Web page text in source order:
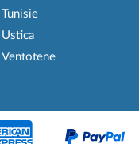
Tunisie
Ustica
Ventotene